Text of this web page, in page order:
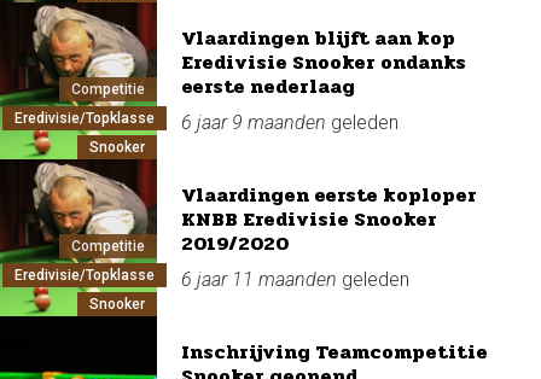
Competitie
Eredivisie/Topklasse
Snooker
Vlaardingen blijft aan kop
Eredivisie Snooker ondanks
eerste nederlaag
6 jaar 9 maanden geleden
Competitie
Eredivisie/Topklasse
Snooker
Vlaardingen eerste koploper
KNBB Eredivisie Snooker
2019/2020
6 jaar 11 maanden geleden
Inschrijving Teamcompetitie